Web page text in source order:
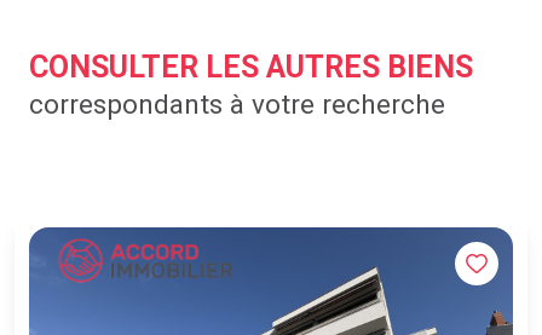
CONSULTER LES AUTRES BIENS
correspondants à votre recherche